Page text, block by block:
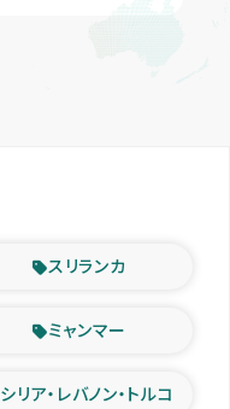
スリランカ
ミャンマー
シリア・レバノン・トルコ